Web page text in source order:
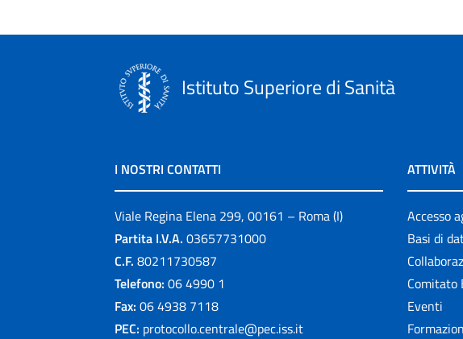
Istituto Superiore di Sanità
I NOSTRI CONTATTI
Viale Regina Elena 299, 00161 – Roma (I)
Partita I.V.A. 03657731000
C.F. 80211730587
Telefono: 06 4990 1
Fax: 06 4938 7118
PEC: protocollo.centrale@pec.iss.it
ATTIVITÀ
Accesso
Basi di
Comitato
Eventi